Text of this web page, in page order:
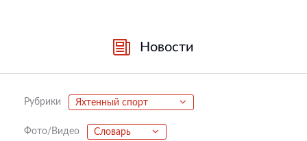
Новости
Рубрики Яхтенный спорт
Фото/Видео Словарь